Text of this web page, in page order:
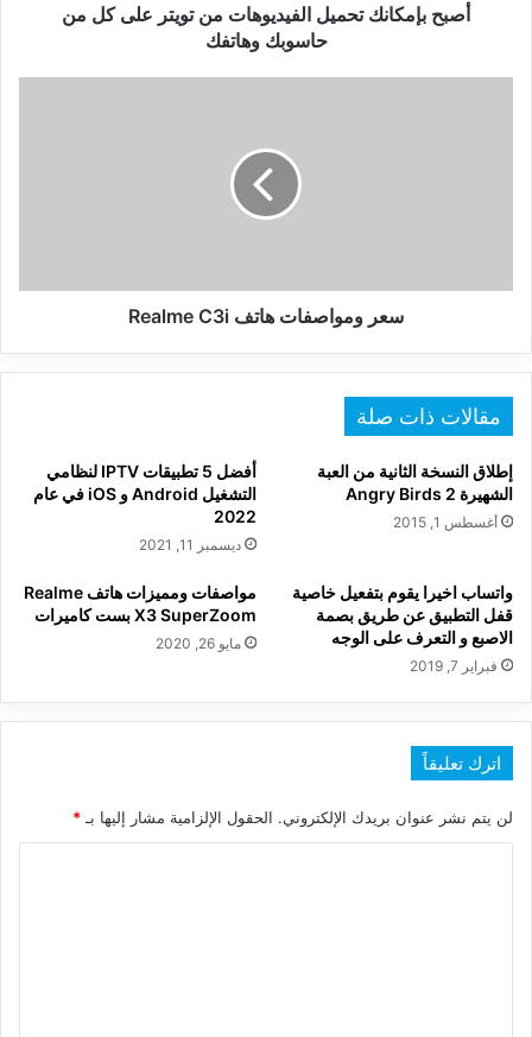
حاسوبكأصبح بإمكانك تحميل الفيديوهات من تويتر على كل من
حاسوبك وهاتفك
سعر ومواصفات هاتف Realme C3i
مقالات ذات صلة
إطلاق النسخة الثانية من العبة
الشهيرة Angry Birds 2
أغسطس 1, 2015
أفضل 5 تطبيقات IPTV لنظامي
التشغيل Android و iOS في عام
2022
ديسمبر 11, 2021
واتساب اخيرا يقوم بتفعيل خاصية
قفل التطبيق عن طريق بصمة
الاصبع و التعرف على الوجه
فبراير 7, 2019
مواصفات ومميزات هاتف Realme
X3 SuperZoom بست كاميرات
مايو 26, 2020
اترك تعليقاً
لن يتم نشر عنوان بريدك الإلكتروني. الحقول الإلزامية مشار إليها بـ*